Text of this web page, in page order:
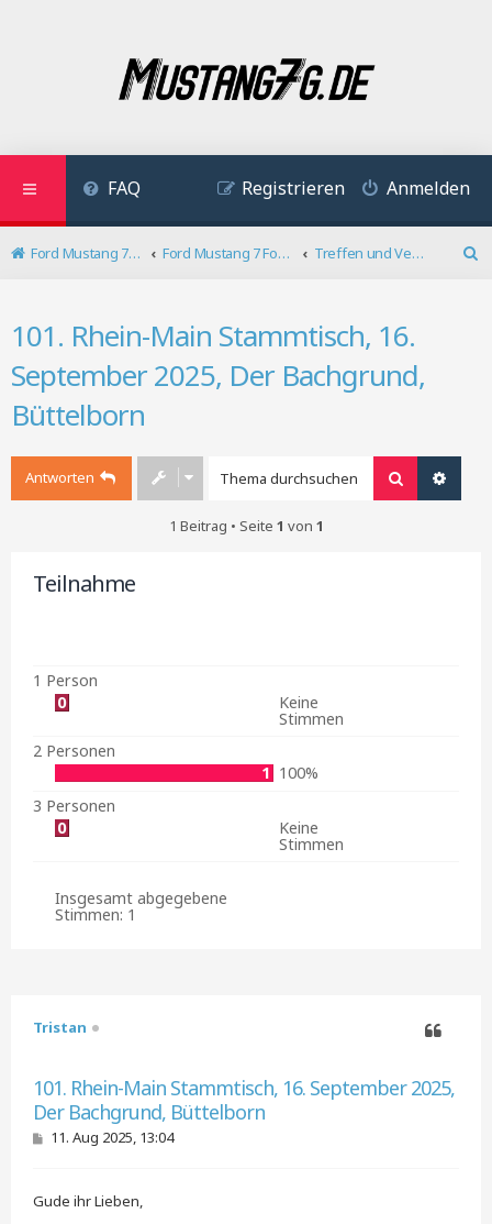
FAQ Anmelden
Registrieren
Ford Mustang 7 Forum Ford Mustang 7 Forum
Treffen und Veranstaltungen
101. Rhein-Main Stammtisch, 16.
September 2025, Der Bachgrund,
Büttelborn
Antworten Suche
1 Beitrag • Seite 1 von 1
Teilnahme
1 Person
0
Keine
Stimmen
2 Personen
1 100%
3 Personen
0
Keine
Stimmen
Insgesamt abgegebene
Stimmen: 1
Tristan
101. Rhein-Main Stammtisch, 16. September 2025,
Der Bachgrund, Büttelborn
B
r
11. Aug 2025, 13:04
Gude ihr Lieben,